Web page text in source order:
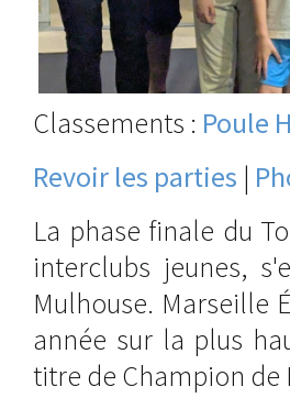
Classements : Poule
Revoir les parties |
La phase finale du
interclubs jeunes,
Mulhouse. Marseille
année sur la plus
titre de Champion de